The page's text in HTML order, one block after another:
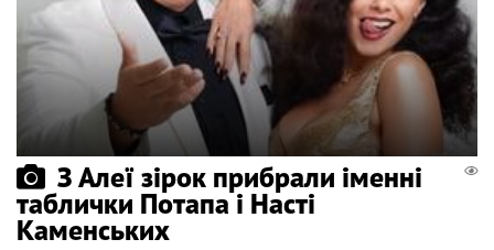
З Алеї зірок прибрали іменні
таблички Потапа і Насті
Каменських